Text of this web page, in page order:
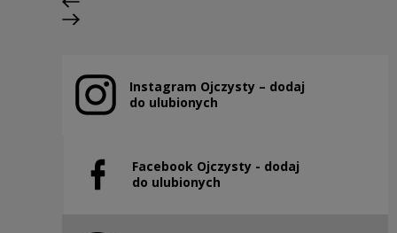
Poprzedni slajd
Następny slajd
Instagram Ojczysty – dodaj
do ulubionych
Uwaga, link zostanie otwarty w nowym oknie
Facebook Ojczysty - dodaj
do ulubionych
Uwaga, link zostanie otwarty w nowym oknie